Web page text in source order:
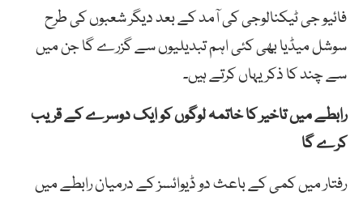
فائیو جی ٹیکنالوجی کی آمد کے بعد دیگر شعبوں کی طرح
سوشل میڈیا بھی کئی اہم تبدیلیوں سے گزرے گا جن میں
سے چند کا ذکر یہاں کرتے ہیں۔
رابطے میں تاخیر کا خاتمہ لوگوں کو ایک دوسرے کے قریب
کرے گا
رفتار میں کمی کے باعث دو ڈیوائسز کے درمیان رابطے میں